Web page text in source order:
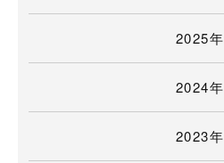
2025年
2024年
2023年